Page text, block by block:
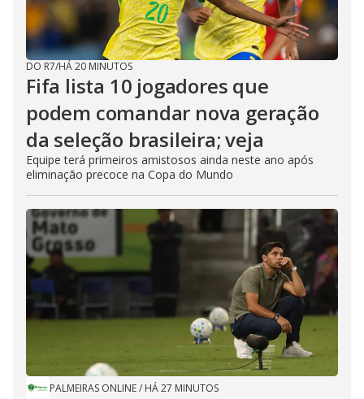
DO R7/HÁ 20 MINUTOS
Fifa lista 10 jogadores que
podem comandar nova geração
da seleção brasileira; veja
Equipe terá primeiros amistosos ainda neste ano após
eliminação precoce na Copa do Mundo
PALMEIRAS ONLINE/ HÁ 27 MINUTOS